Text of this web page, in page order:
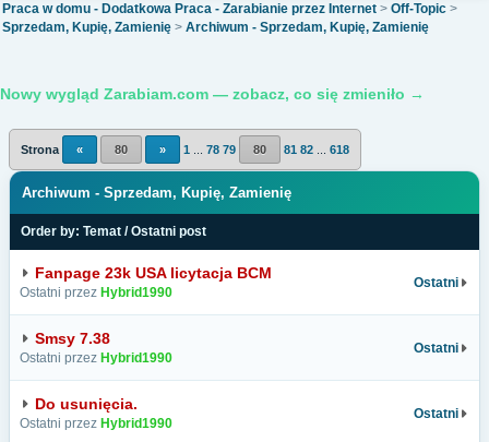
Praca w domu - Dodatkowa Praca - Zarabianie przez Internet > Off-Topic >
Sprzedam, Kupię, Zamienię > Archiwum - Sprzedam, Kupię, Zamienię
Nowy wygląd Zarabiam.com — zobacz, co się zmieniło →
Strona « 80 » 1 78 79 80 81 82 618
Archiwum - Sprzedam, Kupię, Zamienię
Order by: Temat /Ostatni post
Fanpage 23k USA licytacja BCM
Ostatni przez Hybrid1990
Ostatni
Smsy 7.38
Ostatni przez Hybrid1990
Ostatni
Do usunięcia.
Ostatni przez Hybrid1990
Ostatni